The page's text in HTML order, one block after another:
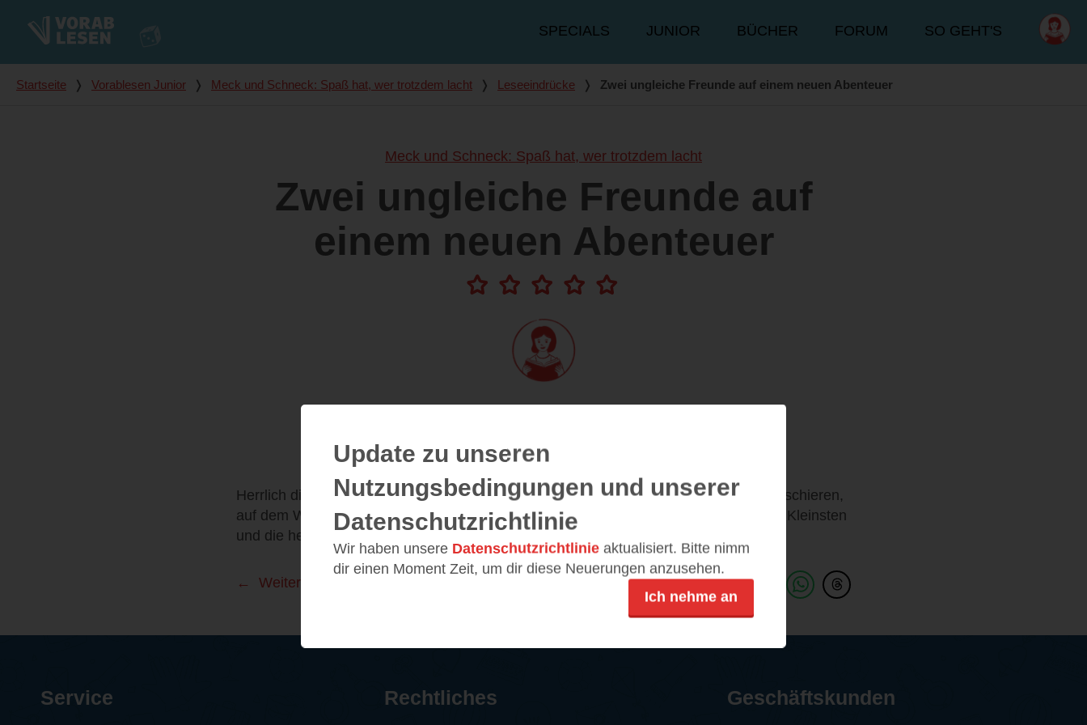
Hauptmenü
SPECIALS JUNIOR BÜCHER FORUM SO GEHT'S
Du bist hier
Startseite ❭ Vorablesen Junior ❭ Meck und Schneck: Spaß hat, wer trotzdem lacht ❭ Leseeindrücke ❭ Zwei ungleiche Freunde auf einem neuen Abenteuer
Meck und Schneck: Spaß hat, wer trotzdem lacht
Zwei ungleiche Freunde auf
einem neuen Abenteuer
Herrlich diese beiden ungleichen Freunde anzusehen, wie sie nebeneinander hermarschieren,
auf dem Weg in ein neues Abenteuer. Diese Geschichte verheißt Vorlesespaß für die Kleinsten
und die herrlich gestalteten Bilder sind einfach wunderschön.
Weitere Leseeindrücke
Update zu unseren
Nutzungsbedingungen und unserer
Datenschutzrichtlinie
Wir haben unsere Datenschutzrichtlinie aktualisiert. Bitte nimm
dir einen Moment Zeit, um dir diese Neuerungen anzusehen.
Ich nehme an
Service Rechtliches Geschäftskunden